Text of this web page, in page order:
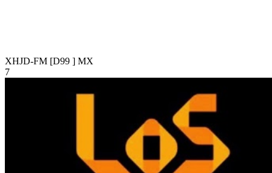
XHJD-FM [D99 ] MX
7